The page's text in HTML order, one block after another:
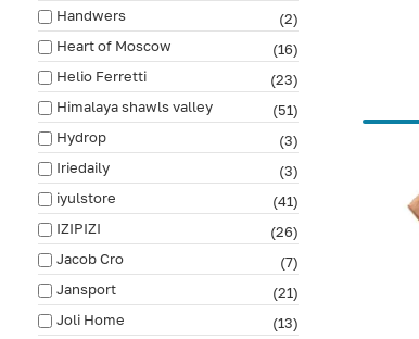
Handwers
(2)
Heart of Moscow
(16)
Helio Ferretti
(23)
Himalaya shawls valley
(51)
Hydrop
(3)
Iriedaily
(3)
iyulstore
(41)
IZIPIZI
(26)
Jacob Cro
(7)
Jansport
(21)
Joli Home
(13)